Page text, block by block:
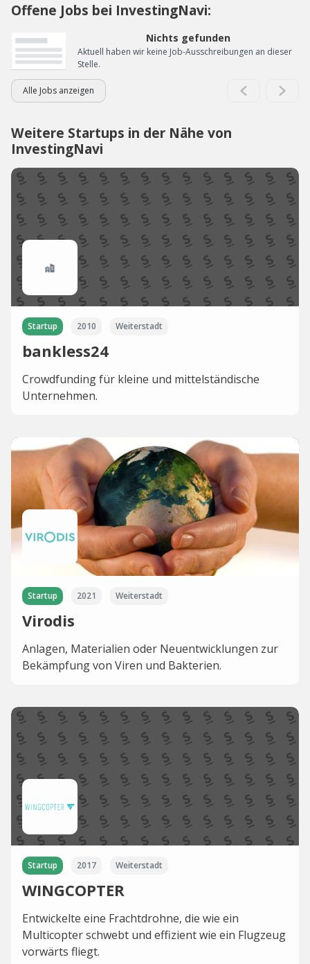
Offene Jobs bei InvestingNavi:
Nichts gefunden
Aktuell haben wir keine Job-Ausschreibungen an dieser
Stelle.
Alle Jobs anzeigen
Weitere Startups in der Nähe von
InvestingNavi
Startup 2010 Weiterstadt
bankless24
Crowdfunding für kleine und mittelständische
Unternehmen.
Startup 2021 Weiterstadt
Virodis
Anlagen, Materialien oder Neuentwicklungen zur
Bekämpfung von Viren und Bakterien.
Startup 2017 Weiterstadt
WINGCOPTER
Entwickelte eine Frachtdrohne, die wie ein
Multicopter schwebt und effizient wie ein Flugzeug
vorwärts fliegt.